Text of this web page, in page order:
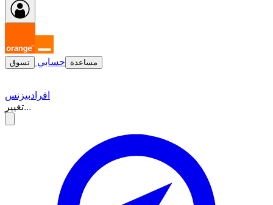
تسوق حسابي مساعدة
افرادبيزنس
تغيير...